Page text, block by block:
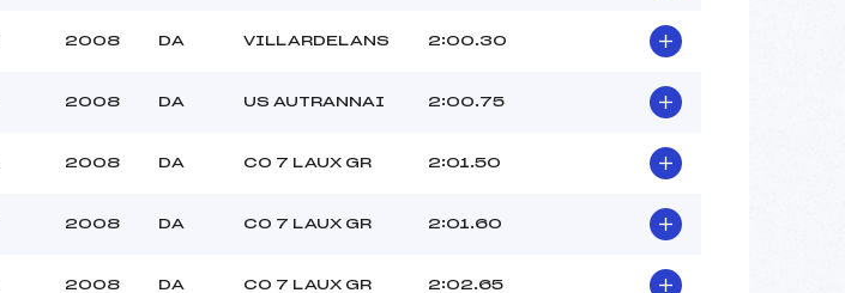
2008 DA VILLARDELANS 2:00.30
2008 DA US AUTRANNAI 2:00.75
2008 DA CO 7 LAUX GR 2:01.50
2008 DA CO 7 LAUX GR 2:01.60
2008 DA CO 7 LAUX GR 2:02.65